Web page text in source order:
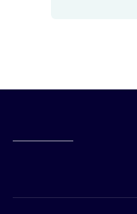
familles à